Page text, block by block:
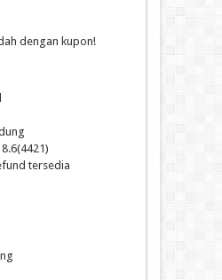
dengan kupon!
tersedia